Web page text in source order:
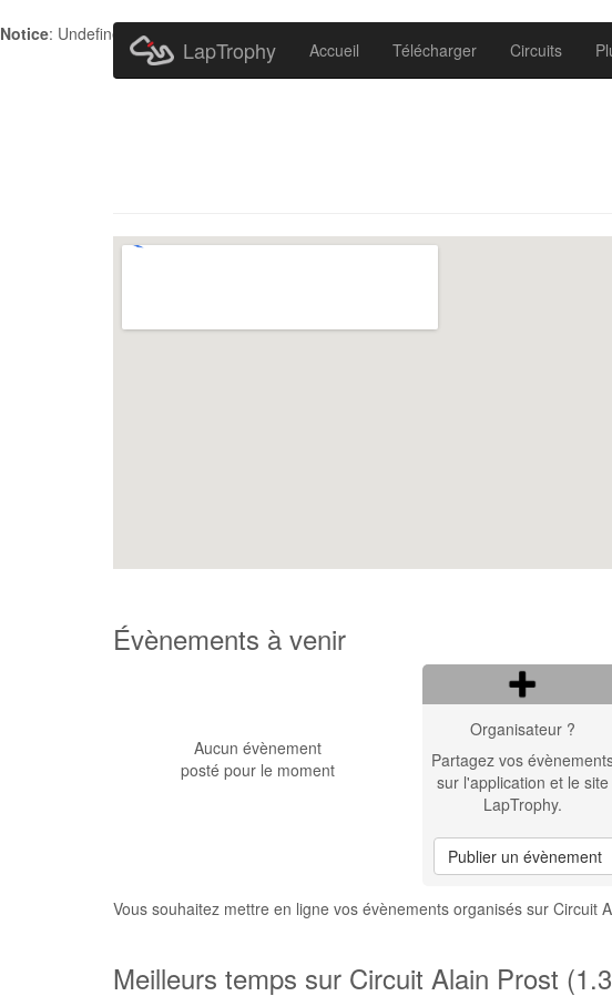
Notice: Undefined index: HTTP_ACCEPT_LANGUAGE in
LapTrophy Accueil Télécharger Circuits
Évènements à venir
Aucun évènement
posté pour le moment
Organisateur ?
Partagez vos
sur l'application et le site
LapTrophy.
Publier un évènement
Vous souhaitez mettre en ligne vos évènements organisés sur Circuit
Meilleurs temps sur Circuit Alain Prost